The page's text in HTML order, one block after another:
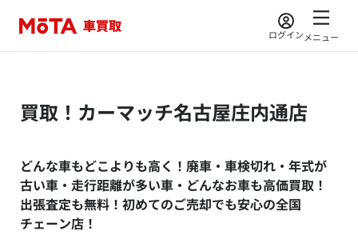
ログインメニュー
買取！カーマッチ名古屋庄内通店
どんな車もどこよりも高く！廃車・車検切れ・年式が
古い車・走行距離が多い車・どんなお車も高価買取！
出張査定も無料！初めてのご売却でも安心の全国
チェーン店！